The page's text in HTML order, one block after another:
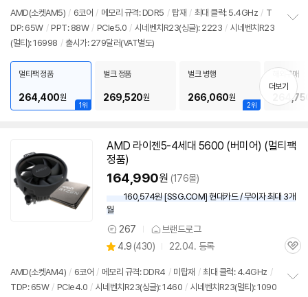
견
점
리
뷰
AMD(소켓AM5) / 6코어 / 메모리 규격: DDR5 / 탑재 / 최대 클럭: 5.4GHz / T
DP: 65W / PPT: 88W / PCIe5.0 / 시네벤치R23(싱글): 2223 / 시네벤치R23
(멀티): 16998 / 출시가: 279달러(VAT별도)
치
기
1위
멀티팩 정품
264,400원
벌크 정품
269,520원
2위
벌크 병행
266,060원
해외구매
더보기
AMD 라이젠5-4세대 5600 (버미어) (멀티팩
정품)
164,990원 (176몰)
160,574원 [SSG.COM] 현대카드 / 무이자 최대 3개
월
상
품
견
267 브랜드로그
별
점
4.9 (상
리
뷰
430) 22.04. 등록
관
AMD(소켓AM4) / 6코어 / 메모리 규격: DDR4 / 미탑재 / 최대 클럭: 4.4GHz /
TDP: 65W / PCIe4.0 / 시네벤치R23(싱글): 1460 / 시네벤치R23(멀티): 1090